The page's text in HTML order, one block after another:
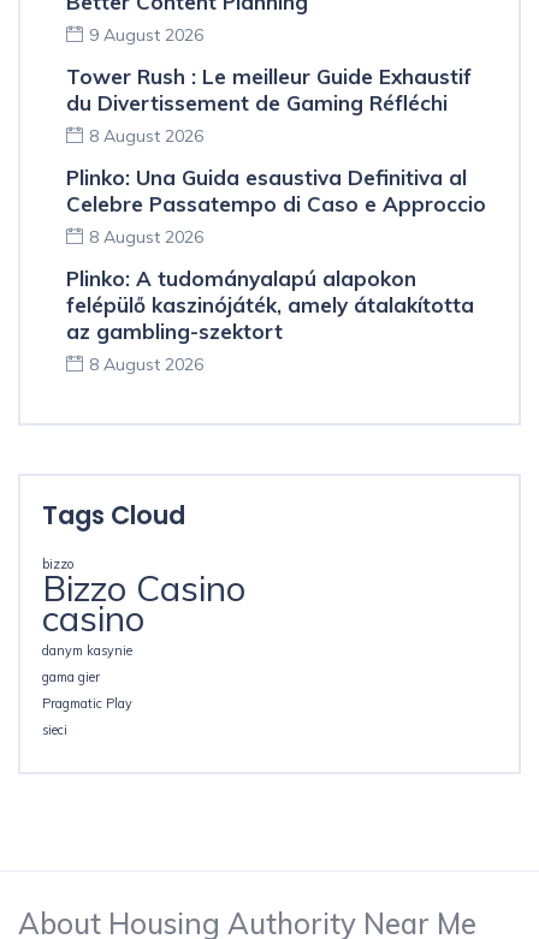
9 August 2026
Tower Rush : Le meilleur Guide Exhaustif
du Divertissement de Gaming Réfléchi
8 August 2026
Plinko: Una Guida esaustiva Definitiva al
Celebre Passatempo di Caso e Approccio
8 August 2026
Plinko: A tudományalapú alapokon
felépülő kaszinójáték, amely átalakította
az gambling-szektort
8 August 2026
Tags Cloud
bizzo
Bizzo Casino
casino
danym kasynie
gama gier
Pragmatic Play
sieci
About Housing Authority Near Me